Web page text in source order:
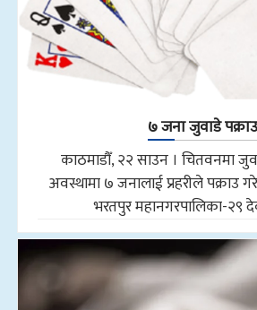
७ जना जुवाडे पक्राउ
काठमाडौँ, २२ साउन । चितवनमा
अवस्थामा ७ जनालाई प्रहरीले पक्राउ
भरतपुर महानगरपालिका-२९